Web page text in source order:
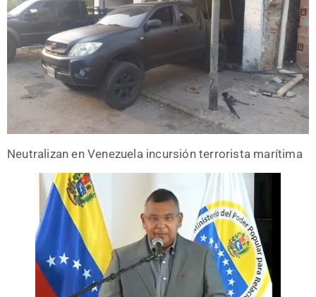
Neu­tra­li­zan en Vene­zue­la incur­sión terro­ris­ta marítima